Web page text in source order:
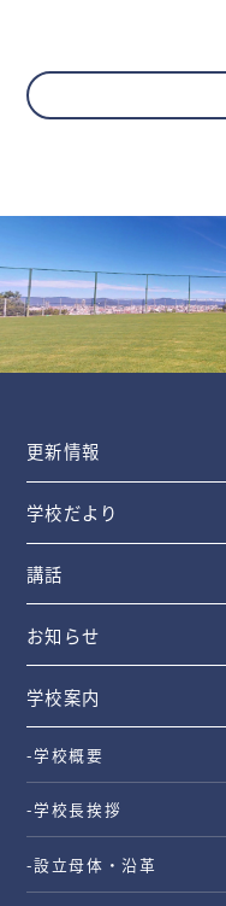
更新情報
学校だより
講話
お知らせ
学校案内
-学校概要
-学校長挨拶
-設立母体・沿革